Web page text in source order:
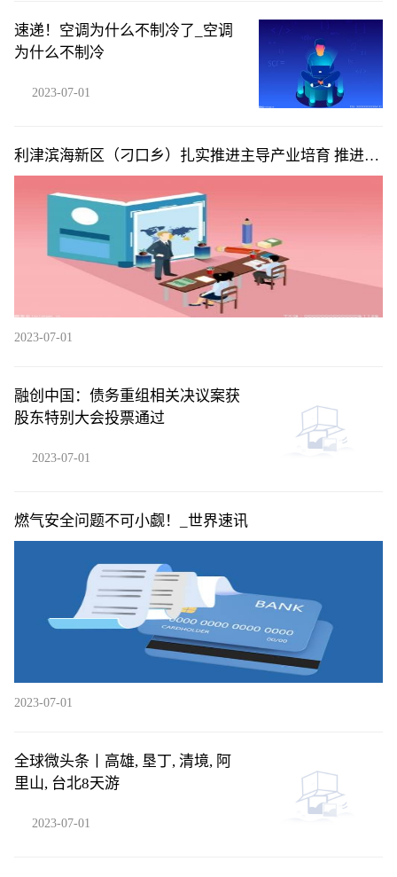
速递！空调为什么不制冷了_空调
为什么不制冷
2023-07-01
利津滨海新区（刁口乡）扎实推进主导产业培育 推进重
点项目建设“多点开花”_每日聚焦
2023-07-01
融创中国：债务重组相关决议案获
股东特别大会投票通过
2023-07-01
燃气安全问题不可小觑！_世界速讯
2023-07-01
全球微头条丨高雄, 垦丁, 清境, 阿
里山, 台北8天游
2023-07-01